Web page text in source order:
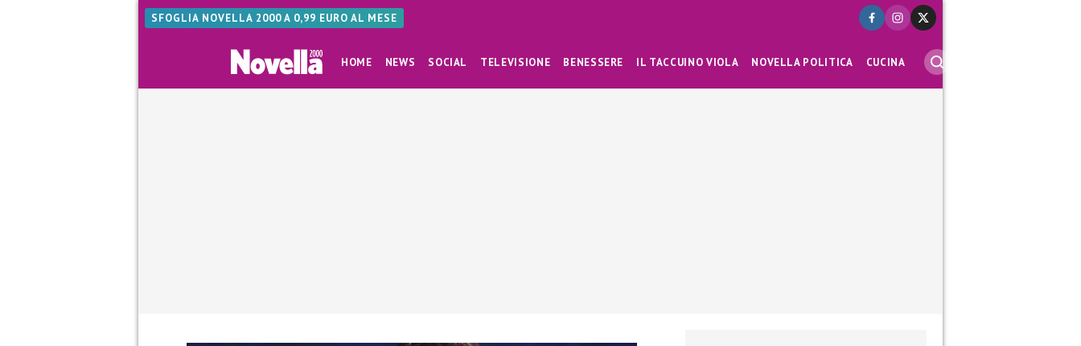
SFOGLIA NOVELLA 2000 A 0,99 EURO AL MESE
HOME NEWS SOCIAL TELEVISIONE BENESSERE IL TACCUINO VIOLA NOVELLA POLITICA CUCINA